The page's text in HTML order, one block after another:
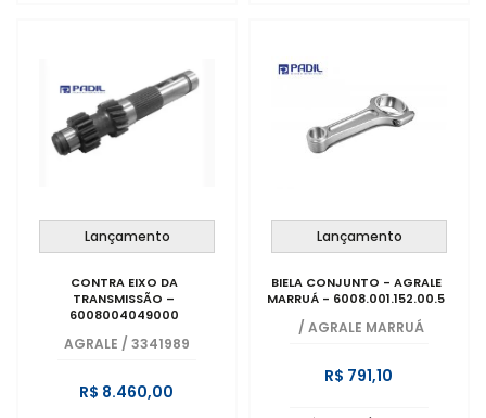
Lançamento
CONTRA EIXO DA
TRANSMISSÃO –
6008004049000
AGRALE / 3341989
R$ 8.460,00
Lançamento
BIELA CONJUNTO - AGRALE
MARRUÁ - 6008.001.152.00.5
/ AGRALE MARRUÁ
R$ 791,10